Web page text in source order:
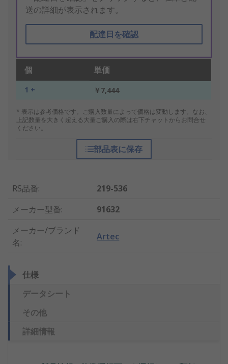
送の詳細が表示されます。
配達日を確認
個 単価
1 + ￥7,444
* 表示は参考価格です。ご購入数量によって価格は変動します。なお、
上記数量を大きく超える大量ご購入の際は右下チャットからお問合せ
ください。
部品表に保存
RS品番:
219-536
メーカー型番:
91632
メーカー/ブランド
名:
Artec
仕様
データシート
その他
詳細情報